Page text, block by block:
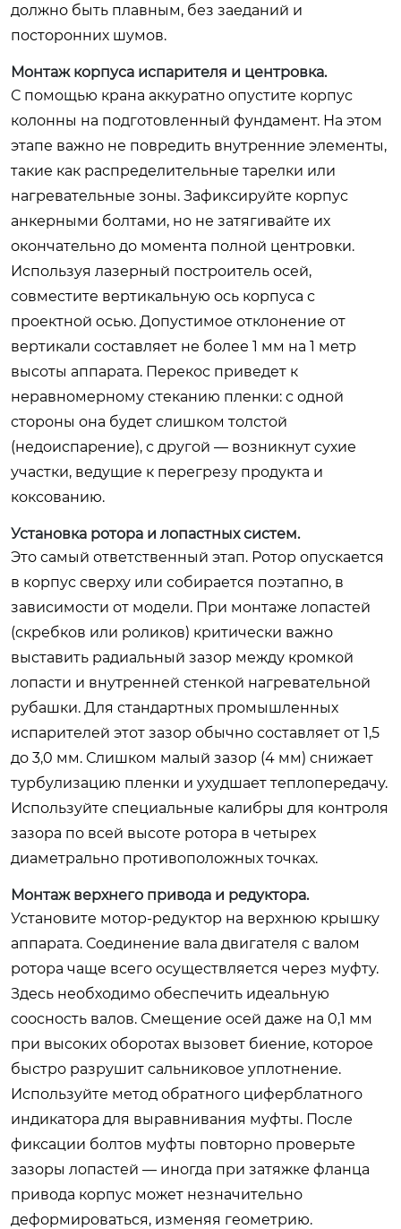
должно быть плавным, без заеданий и
посторонних шумов.
Монтаж корпуса испарителя и центровка.
С помощью крана аккуратно опустите корпус
колонны на подготовленный фундамент. На этом
этапе важно не повредить внутренние элементы,
такие как распределительные тарелки или
нагревательные зоны. Зафиксируйте корпус
анкерными болтами, но не затягивайте их
окончательно до момента полной центровки.
Используя лазерный построитель осей,
совместите вертикальную ось корпуса с
проектной осью. Допустимое отклонение от
вертикали составляет не более 1 мм на 1 метр
высоты аппарата. Перекос приведет к
неравномерному стеканию пленки: с одной
стороны она будет слишком толстой
(недоиспарение), с другой — возникнут сухие
участки, ведущие к перегрезу продукта и
коксованию.
Установка ротора и лопастных систем.
Это самый ответственный этап. Ротор опускается
в корпус сверху или собирается поэтапно, в
зависимости от модели. При монтаже лопастей
(скребков или роликов) критически важно
выставить радиальный зазор между кромкой
лопасти и внутренней стенкой нагревательной
рубашки. Для стандартных промышленных
испарителей этот зазор обычно составляет от 1,5
до 3,0 мм. Слишком малый зазор (4 мм) снижает
турбулизацию пленки и ухудшает теплопередачу.
Используйте специальные калибры для контроля
зазора по всей высоте ротора в четырех
диаметрально противоположных точках.
Монтаж верхнего привода и редуктора.
Установите мотор-редуктор на верхнюю крышку
аппарата. Соединение вала двигателя с валом
ротора чаще всего осуществляется через муфту.
Здесь необходимо обеспечить идеальную
соосность валов. Смещение осей даже на 0,1 мм
при высоких оборотах вызовет биение, которое
быстро разрушит сальниковое уплотнение.
Используйте метод обратного циферблатного
индикатора для выравнивания муфты. После
фиксации болтов муфты повторно проверьте
зазоры лопастей — иногда при затяжке фланца
привода корпус может незначительно
деформироваться, изменяя геометрию.